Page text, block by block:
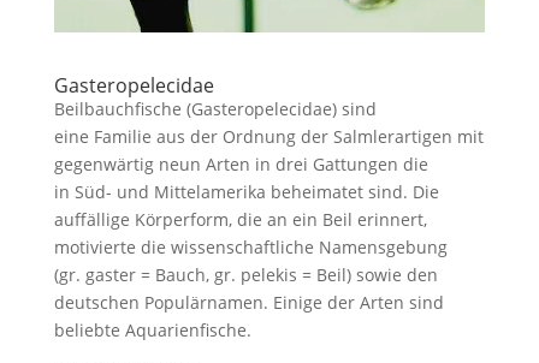
Gasteropelecidae
Beilbauchfische (Gasteropelecidae) sind
eine Familie aus der Ordnung der Salmlerartigen mit
gegenwärtig neun Arten in drei Gattungen die
in Süd- und Mittelamerika beheimatet sind. Die
auffällige Körperform, die an ein Beil erinnert,
motivierte die wissenschaftliche Namensgebung
(gr. gaster = Bauch, gr. pelekis = Beil) sowie den
deutschen Populärnamen. Einige der Arten sind
beliebte Aquarienfische.